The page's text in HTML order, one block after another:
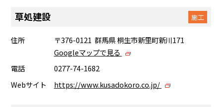
草処建設 施工
住所
〒376-0121 群馬県 桐生市新里町新川171
Googleマップで見る
電話
0277-74-1682
Webサイト
https://www.kusadokoro.co.jp/